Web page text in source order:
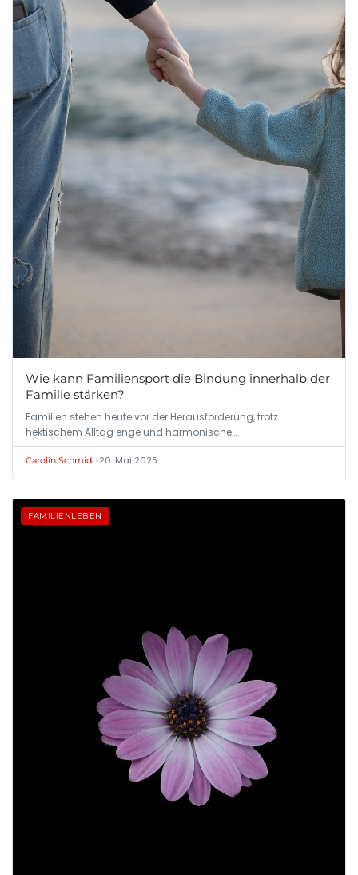
Wie kann Familiensport die Bindung innerhalb der
Familie stärken?
Familien stehen heute vor der Herausforderung, trotz
hektischem Alltag enge und harmonische…
Carolin Schmidt•20. Mai 2025
FAMILIENLEBEN